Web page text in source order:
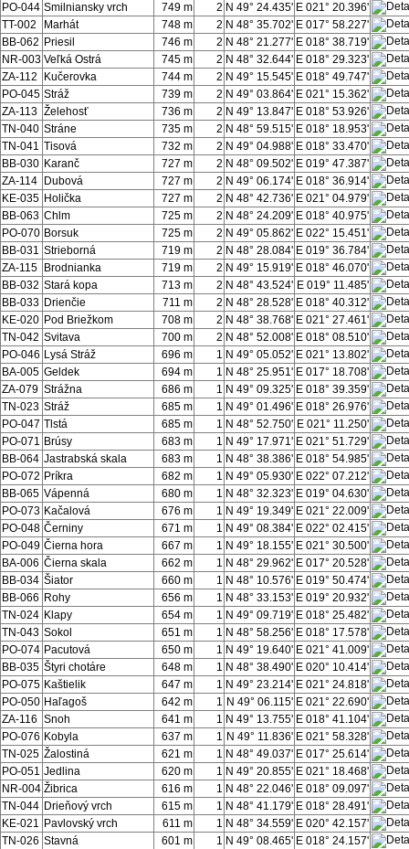
PO-044 Smilniansky vrch 749 m 2 N 49° 24.435' E 021° 20.396'
TT-002
Marhát 748 m 2 N 48° 35.702' E 017° 58.227'
BB-062 Priesil 746 m 2 N 48° 21.277' E 018° 38.719'
NR-003 Veľká Ostrá 745 m 2 N 48° 32.644' E 018° 29.323'
ZA-112
Kučerovka 744 m 2 N 49° 15.545' E 018° 49.747'
PO-045 Stráž 739 m 2 N 49° 03.864' E 021° 15.362'
ZA-113 Želehosť 736 m 2 N 49° 13.847' E 018° 53.926'
TN-040 Stráne 735 m 2 N 48° 59.515' E 018° 18.953'
TN-041 Tisová 732 m 2 N 49° 04.988' E 018° 33.470'
BB-030 Karanč 727 m 2 N 48° 09.502' E 019° 47.387'
ZA-114
Dubová 727 m 2 N 49° 06.174' E 018° 36.914'
KE-035 Holička 727 m 2 N 48° 42.736' E 021° 04.979'
BB-063 Chlm 725 m 2 N 48° 24.209' E 018° 40.975'
PO-070 Borsuk 725 m 2 N 49° 05.862' E 022° 15.451'
BB-031 Strieborná 719 m 2 N 48° 28.084' E 019° 36.784'
ZA-115
Brodnianka 719 m 2 N 49° 15.919' E 018° 46.070'
BB-032 Stará kopa 713 m 2 N 48° 43.524' E 019° 11.485'
BB-033 Drienčie 711 m 2 N 48° 28.528' E 018° 40.312'
KE-020 Pod Briežkom 708 m 2 N 48° 38.768' E 021° 27.461'
TN-042 Svitava 700 m 2 N 48° 52.008' E 018° 08.510'
PO-046 Lysá Stráž 696 m 1 N 49° 05.052' E 021° 13.802'
BA-005 Geldek 694 m 1 N 48° 25.951' E 017° 18.708'
ZA-079 Strážna 686 m 1 N 49° 09.325' E 018° 39.359'
TN-023 Stráž 685 m 1 N 49° 01.496' E 018° 26.976'
PO-047 Tlstá 685 m 1 N 48° 52.750' E 021° 11.250'
PO-071 Brúsy 683 m 1 N 49° 17.971' E 021° 51.729'
BB-064 Jastrabská skala 683 m 1 N 48° 38.386' E 018° 54.985'
PO-072 Príkra 682 m 1 N 49° 05.930' E 022° 07.212'
BB-065 Vápenná 680 m 1 N 48° 32.323' E 019° 04.630'
PO-073 Kačalová 676 m 1 N 49° 19.349' E 021° 22.009'
PO-048 Černiny 671 m 1 N 49° 08.384' E 022° 02.415'
PO-049 Čierna hora 667 m 1 N 49° 18.155' E 021° 30.500'
BA-006 Čierna skala 662 m 1 N 48° 29.962' E 017° 20.528'
BB-034 Šiator 660 m 1 N 48° 10.576' E 019° 50.474'
BB-066 Rohy 656 m 1 N 48° 33.153' E 019° 20.932'
TN-024 Klapy 654 m 1 N 49° 09.719' E 018° 25.482'
TN-043 Sokol 651 m 1 N 48° 58.256' E 018° 17.578'
PO-074 Pacutová 650 m 1 N 49° 19.640' E 021° 41.009'
BB-035 Štyri chotáre 648 m 1 N 48° 38.490' E 020° 10.414'
PO-075 Kaštielik 647 m 1 N 49° 23.214' E 021° 24.818'
PO-050 Haľagoš 642 m 1 N 49° 06.115' E 021° 22.690'
ZA-116 Snoh 641 m 1 N 49° 13.755' E 018° 41.104'
PO-076 Kobyla 637 m 1 N 49° 11.836' E 021° 58.328'
TN-025 Žalostiná 621 m 1 N 48° 49.037' E 017° 25.614'
PO-051 Jedlina 620 m 1 N 49° 20.855' E 021° 18.468'
NR-004 Žibrica 616 m 1 N 48° 22.046' E 018° 09.097'
TN-044 Drieňový vrch 615 m 1 N 48° 41.179' E 018° 28.491'
KE-021 Pavlovský vrch 611 m 1 N 48° 34.559' E 020° 42.157'
TN-026 Stavná 601 m 1 N 49° 08.465' E 018° 24.157'